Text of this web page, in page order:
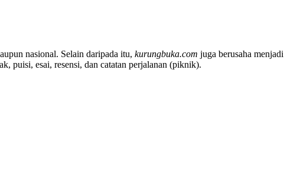
nasional. Selain daripada itu, kurungbuka.com juga berusaha menjadi
puisi, esai, resensi, dan catatan perjalanan (piknik).